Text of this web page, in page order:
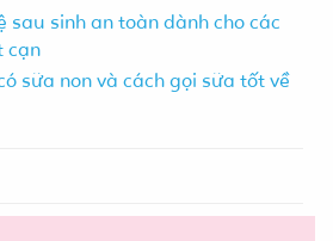
sau sinh an toàn dành cho các
cạn
sữa non và cách gọi sữa tốt về